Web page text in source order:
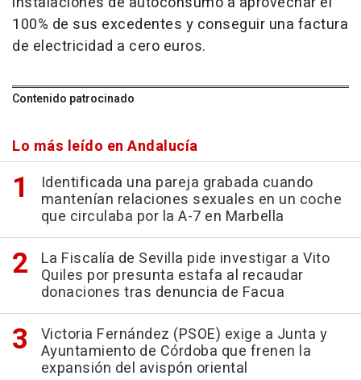
100% de sus excedentes y conseguir una factura
de electricidad a cero euros.
Contenido patrocinado
Lo más leído en Andalucía
Identificada una pareja grabada cuando
mantenían relaciones sexuales en un coche
que circulaba por la A-7 en Marbella
La Fiscalía de Sevilla pide investigar a Vito
Quiles por presunta estafa al recaudar
donaciones tras denuncia de Facua
Victoria Fernández (PSOE) exige a Junta y
Ayuntamiento de Córdoba que frenen la
expansión del avispón oriental